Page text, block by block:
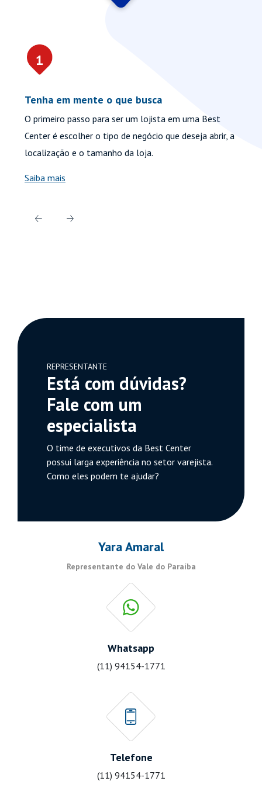
1
Tenha em mente o que busca
O primeiro passo para ser um lojista em uma Best
Center é escolher o tipo de negócio que deseja abrir, a
localização e o tamanho da loja.
Saiba mais
REPRESENTANTE
Está com dúvidas?
Fale com um
especialista
O time de executivos da Best Center
possui larga experiência no setor varejista.
Como eles podem te ajudar?
Yara Amaral
Representante do Vale do Paraíba
Whatsapp
(11) 94154-1771
Telefone
(11) 94154-1771